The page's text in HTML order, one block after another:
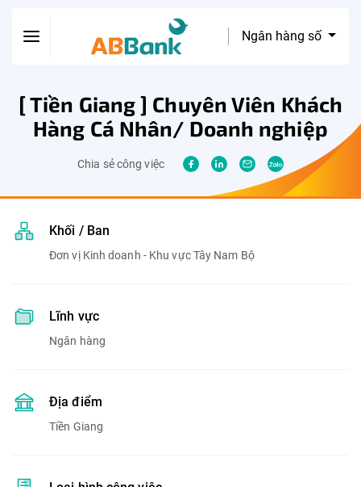
Ngân hàng số
[ Tiền Giang ] Chuyên Viên Khách
Hàng Cá Nhân/ Doanh nghiệp
Chia sẻ công việc
Khối / Ban
Đơn vị Kinh doanh - Khu vực Tây Nam Bộ
Lĩnh vực
Ngân hàng
Địa điểm
Tiền Giang